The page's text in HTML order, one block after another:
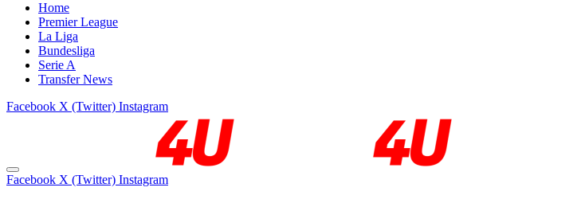
Home
Premier League
La Liga
Bundesliga
Serie A
Transfer News
Facebook X (Twitter) Instagram
Facebook X (Twitter) Instagram